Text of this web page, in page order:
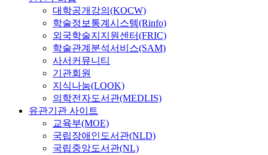
대학공개강의(KOCW)
학술정보통계시스템(Rinfo)
외국학술지지원센터(FRIC)
학술관계분석서비스(SAM)
사서커뮤니티
기관회원
지식나눔(LOOK)
의학전자도서관(MEDLIS)
유관기관 사이트
교육부(MOE)
국립장애인도서관(NLD)
국립중앙도서관(NL)